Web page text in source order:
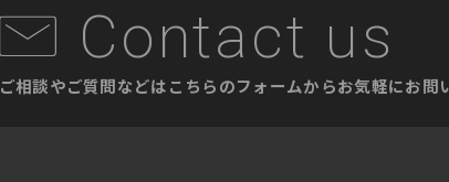
Contact us
ご相談やご質問などはこちらのフォームからお気軽にお問